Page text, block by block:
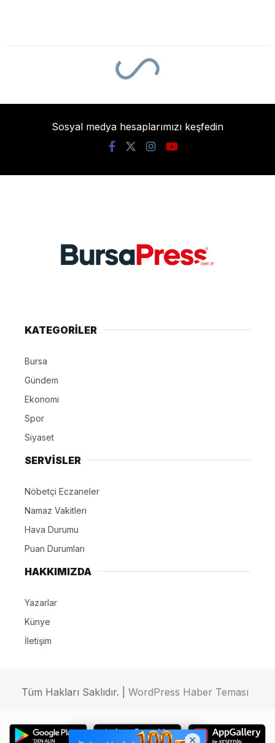
Sosyal medya hesaplarımızı keşfedin
KATEGORİLER
Bursa
Gündem
Ekonomi
Spor
Siyaset
SERVİSLER
Nöbetçi Eczaneler
Namaz Vakitleri
Hava Durumu
Puan Durumları
HAKKIMIZDA
Yazarlar
Künye
İletişim
Tüm Hakları Saklıdır. | WordPress Haber Teması